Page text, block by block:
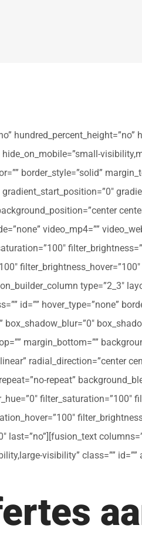
border_style=”solid”
video_mp4=””
type=”2_3″
id=”” hover_type=”none”
margin_bottom=””
radial_direction=”center
repeat”
filter_saturation=”100″
last=”no”][fusion_text
visibility” class=””